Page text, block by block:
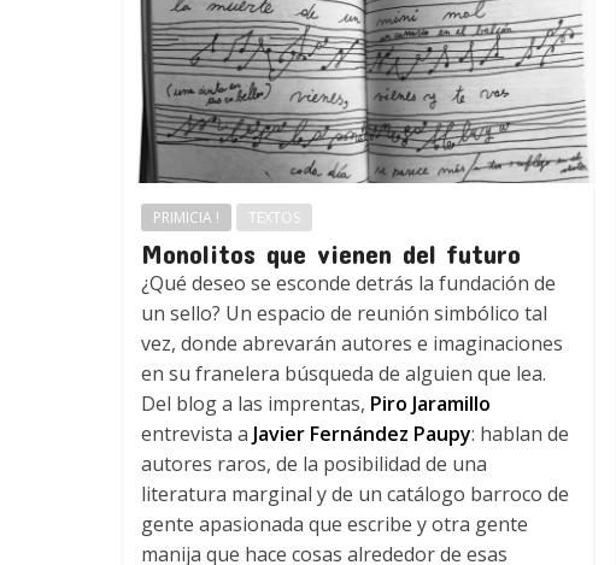
PRIMICIA ! TEXTOS
Monolitos que vienen del futuro
¿Qué deseo se esconde detrás la fundación de
un sello? Un espacio de reunión simbólico tal
vez, donde abrevarán autores e imaginaciones
en su franelera búsqueda de alguien que lea.
Del blog a las imprentas, Piro Jaramillo
entrevista a Javier Fernández Paupy: hablan de
autores raros, de la posibilidad de una
literatura marginal y de un catálogo barroco de
gente apasionada que escribe y otra gente
manija que hace cosas alrededor de esas